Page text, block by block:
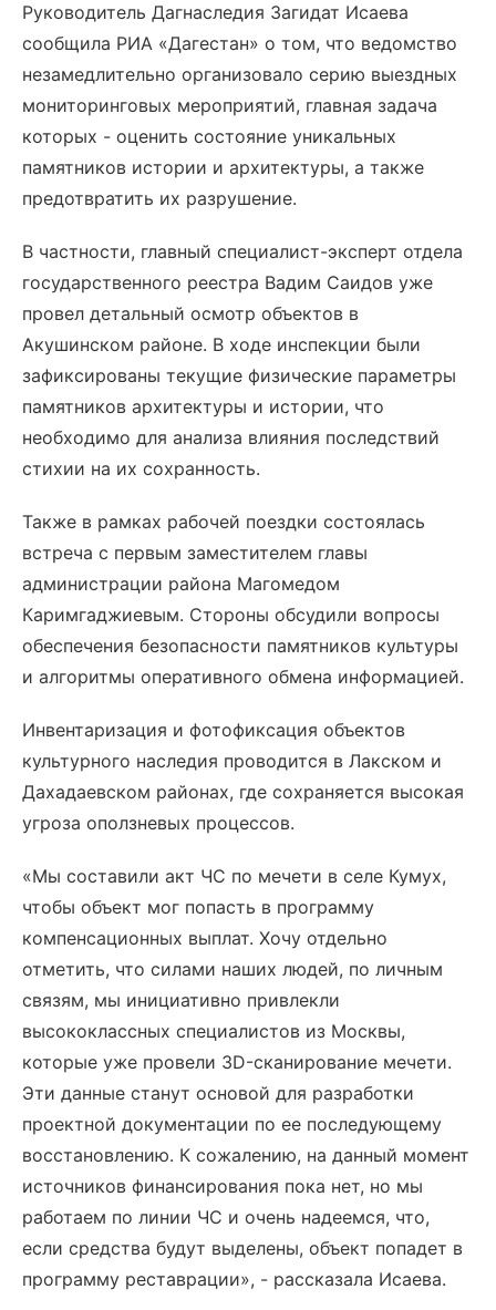
Руководитель Дагнаследия Загидат Исаева
сообщила РИА «Дагестан» о том, что ведомство
незамедлительно организовало серию выездных
мониторинговых мероприятий, главная задача
которых - оценить состояние уникальных
памятников истории и архитектуры, а также
предотвратить их разрушение.
В частности, главный специалист-эксперт отдела
государственного реестра Вадим Саидов уже
провел детальный осмотр объектов в
Акушинском районе. В ходе инспекции были
зафиксированы текущие физические параметры
памятников архитектуры и истории, что
необходимо для анализа влияния последствий
стихии на их сохранность.
Также в рамках рабочей поездки состоялась
встреча с первым заместителем главы
администрации района Магомедом
Каримгаджиевым. Стороны обсудили вопросы
обеспечения безопасности памятников культуры
и алгоритмы оперативного обмена информацией.
Инвентаризация и фотофиксация объектов
культурного наследия проводится в Лакском и
Дахадаевском районах, где сохраняется высокая
угроза оползневых процессов.
«Мы составили акт ЧС по мечети в селе Кумух,
чтобы объект мог попасть в программу
компенсационных выплат. Хочу отдельно
отметить, что силами наших людей, по личным
связям, мы инициативно привлекли
высококлассных специалистов из Москвы,
которые уже провели 3D-сканирование мечети.
Эти данные станут основой для разработки
проектной документации по ее последующему
восстановлению. К сожалению, на данный момент
источников финансирования пока нет, но мы
работаем по линии ЧС и очень надеемся, что,
если средства будут выделены, объект попадет в
программу реставрации», - рассказала Исаева.